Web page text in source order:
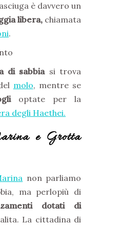
è davvero un
libera, chiamata
.
di sabbiasi trova
molo, mentre se
optate per la
degli Haethei.
e Grotta
non parliamo
ma perlopiù di
dotati di
La cittadina di